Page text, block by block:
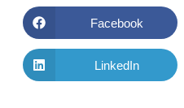
Facebook
LinkedIn